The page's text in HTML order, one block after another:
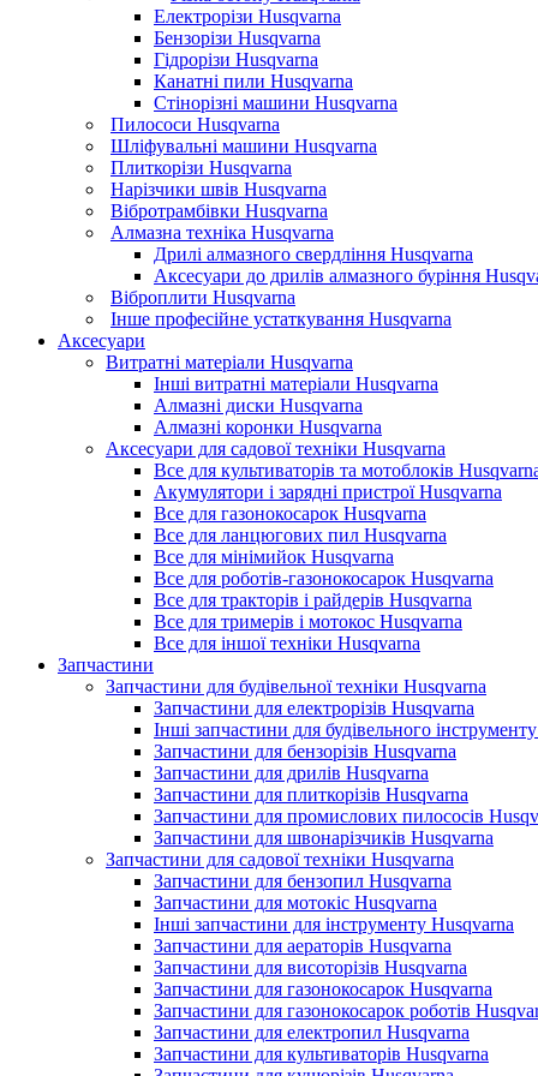
Електрорізи Husqvarna
Бензорізи Husqvarna
Гідрорізи Husqvarna
Канатні пили Husqvarna
Стінорізні машини Husqvarna
Пилососи Husqvarna
Шліфувальні машини Husqvarna
Плиткорізи Husqvarna
Нарізчики швів Husqvarna
Вібротрамбівки Husqvarna
Алмазна техніка Husqvarna
Дрилі алмазного свердління Husqvarna
Аксесуари до дрилів алмазного буріння
Віброплити Husqvarna
Інше професійне устаткування Husqvarna
Аксесуари
Витратні матеріали Husqvarna
Інші витратні матеріали Husqvarna
Алмазні диски Husqvarna
Алмазні коронки Husqvarna
Аксесуари для садової техніки Husqvarna
Все для культиваторів та мотоблоків
Акумулятори і зарядні пристрої Husqvarna
Все для газонокосарок Husqvarna
Все для ланцюгових пил Husqvarna
Все для мінімийок Husqvarna
Все для роботів-газонокосарок Husqvarna
Все для тракторів і райдерів Husqvarna
Все для тримерів і мотокос Husqvarna
Все для іншої техніки Husqvarna
Запчастини
Запчастини для будівельної техніки Husqvarna
Запчастини для електрорізів Husqvarna
Інші запчастини для будівельного
Запчастини для бензорізів Husqvarna
Запчастини для дрилів Husqvarna
Запчастини для плиткорізів Husqvarna
Запчастини для промислових пилососів
Запчастини для швонарізчиків Husqvarna
Запчастини для садової техніки Husqvarna
Запчастини для бензопил Husqvarna
Запчастини для мотокіс Husqvarna
Інші запчастини для інструменту Husqvarna
Запчастини для аераторів Husqvarna
Запчастини для висоторізів Husqvarna
Запчастини для газонокосарок Husqvarna
Запчастини для газонокосарок роботів
Запчастини для електропил Husqvarna
Запчастини для культиваторів Husqvarna